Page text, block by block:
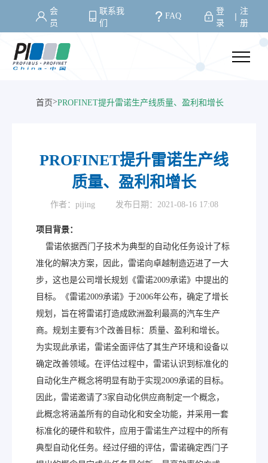
会
员
联系我
们
FAQ
登
录
注
册
首页>PROFINET提升雷诺生产线质量、盈利和增长
PROFINET提升雷诺生产线
质量、盈利和增长
作者：pijing 发布日期：2021-08-16 17:08
项目背景：
雷诺依据西门子技术为典型的自动化任务设计了标
准化的解决方案，因此，雷诺向卓越制造迈进了一大
步，这也是公司增长规划《雷诺2009承诺》中提出的
目标。《雷诺2009承诺》于2006年公布，确定了增长
规划，旨在将雷诺打造成欧洲盈利最高的汽车生产
商。规划主要有3个改善目标：质量、盈利和增长。
为实现此承诺，雷诺全面评估了其生产环境和设备以
确定改善领域。在评估过程中，雷诺认识到标准化的
自动化生产概念将明显有助于实现2009承诺的目标。
因此，雷诺邀请了3家自动化供应商制定一个概念，
此概念将涵盖所有的自动化和安全功能，并采用一套
标准化的硬件和软件，应用于雷诺生产过程中的所有
典型自动化任务。经过仔细的评估，雷诺确定西门子